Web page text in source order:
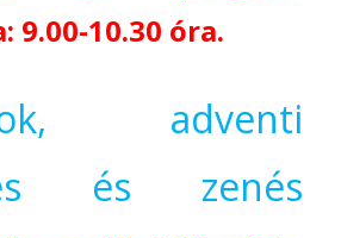
9.00-10.30 óra.
adventi
és zenés